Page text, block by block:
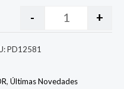
- +
PD12581
, Últimas Novedades